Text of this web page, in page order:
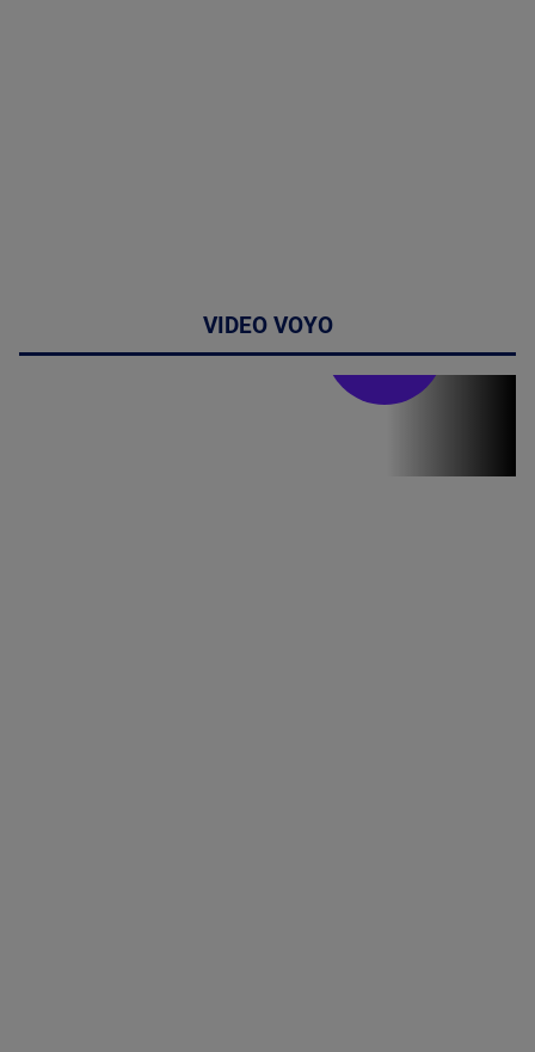
VIDEO VOYO